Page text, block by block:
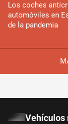
Los coches
automóviles en
de la pandemia